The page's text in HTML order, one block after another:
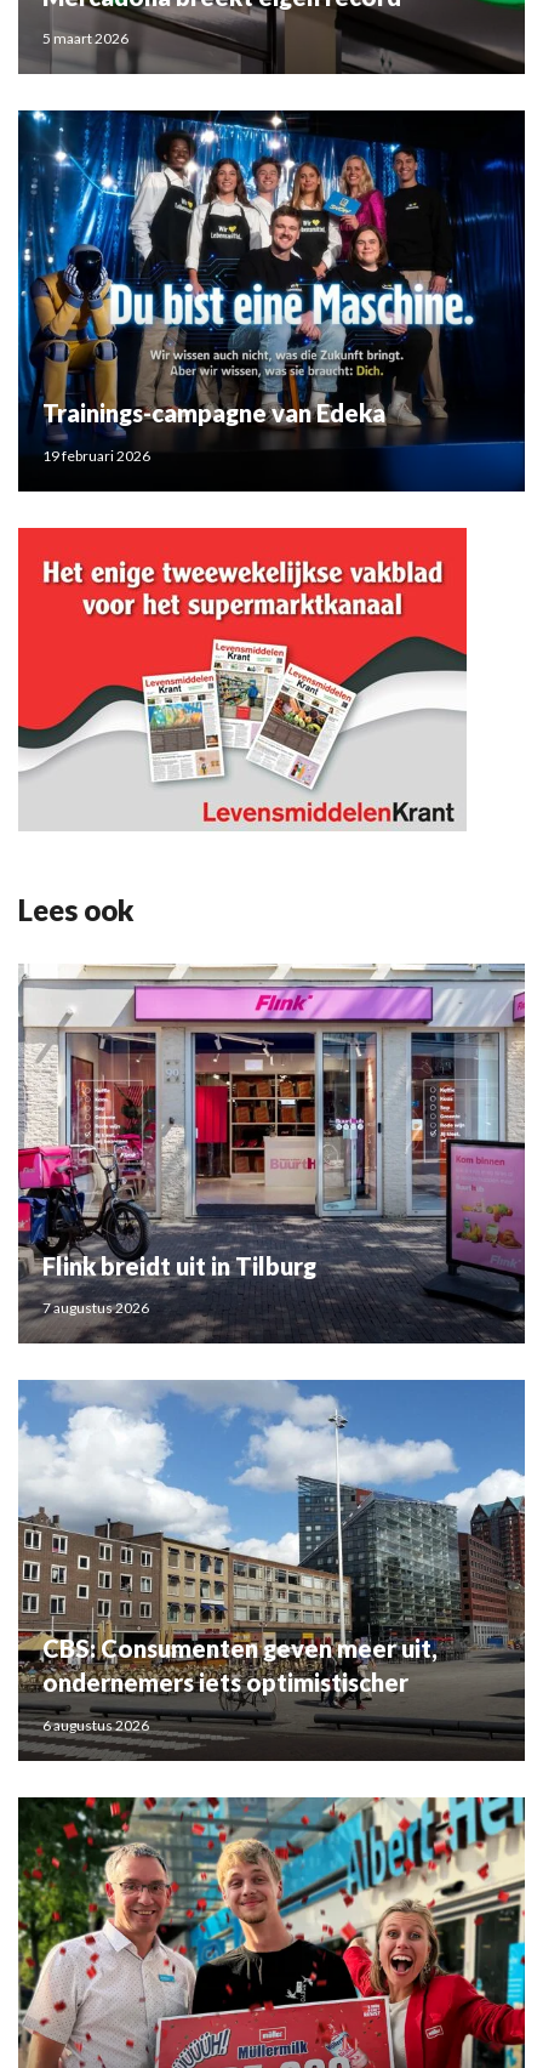
5 maart 2026
Trainings-campagne van Edeka
19 februari 2026
Lees ook
Flink breidt uit in Tilburg
7 augustus 2026
CBS: Consumenten geven meer uit,
ondernemers iets optimistischer
6 augustus 2026